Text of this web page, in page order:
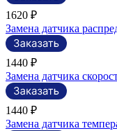
1620 ₽
Замена датчика
1440 ₽
Замена датчика
1440 ₽
Замена датчика